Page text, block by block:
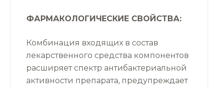
ФАРМАКОЛОГИЧЕСКИЕ СВОЙСТВА:
Комбинация входящих в состав
лекарственного средства компонентов
расширяет спектр антибактериальной
активности препарата, предупреждает